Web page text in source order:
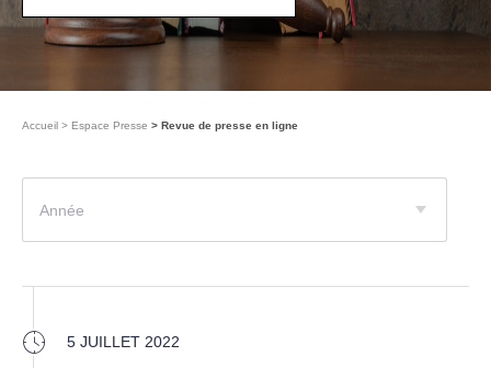
Accueil Espace Presse Revue de presse en ligne
Année
5 JUILLET 2022